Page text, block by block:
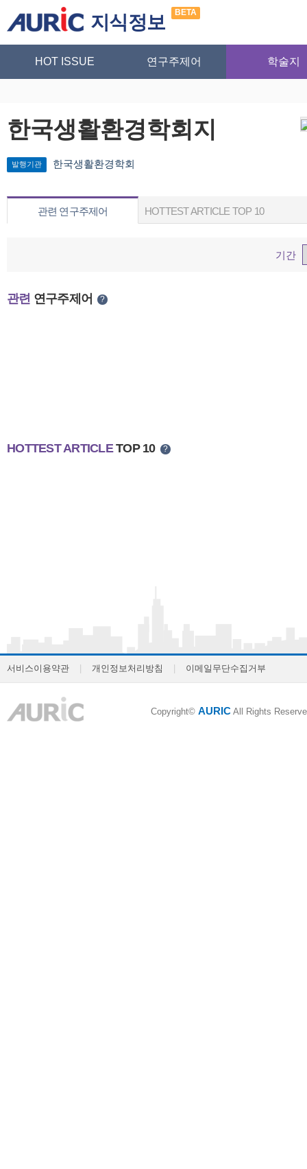
지식정보 BETA
HOT ISSUE 연구주제어 학술지
한국생활환경학회지
발행기관 한국생활환경학회
관련 연구주제어 HOTTEST ARTICLE TOP 10
기간
관련 연구주제어 ?
HOTTEST ARTICLETOP 10 ?
서비스이용약관 개인정보처리방침 이메일무단수집거부
Copyright© AURIC All Rights